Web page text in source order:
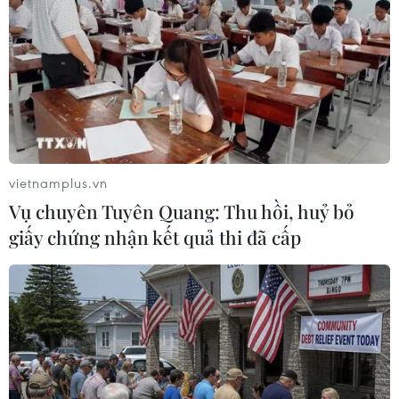
Tuy nhiên, khi khách hành cần những kích cỡ
tôm mà Việt Nam không có nguồn cung cấp, bắt
buộc các doanh nghiệp phải nhập khẩu tôm
nguyên liệu từ nước ngoài.
vietnamplus.vn
Vụ chuyên Tuyên Quang: Thu hồi, huỷ bỏ
giấy chứng nhận kết quả thi đã cấp